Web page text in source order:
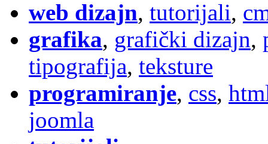
web dizajn, tutorijali,
grafika, grafički dizajn,
tipografija, teksture
programiranje, css,
joomla